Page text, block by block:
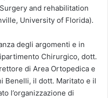
and rehabilitation
University of Florida).
degli argomenti e in
Chirurgico, dott.
di Area Ortopedica e
Benelli, il dott. Maritato e il
l’organizzazione di